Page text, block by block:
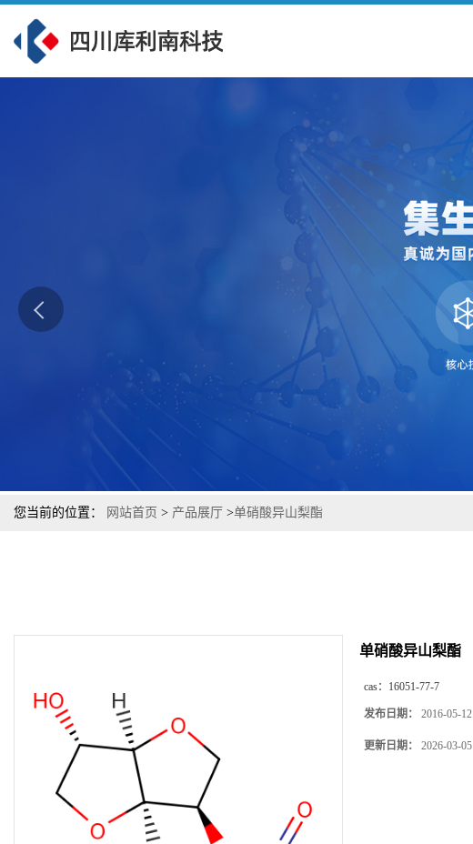
您当前的位置： 网站首页 > 产品展厅 >单硝酸异山梨酯
单硝酸异山梨酯
cas： 16051-77-7
发布日期： 2016-05-12
更新日期： 2026-03-05